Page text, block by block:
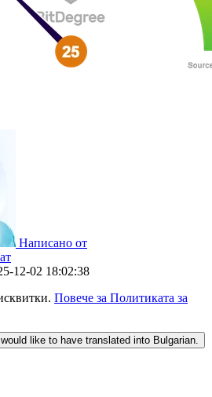
Написано от
12-02 18:02:38
Повече за Политиката за
like to have translated into Bulgarian.